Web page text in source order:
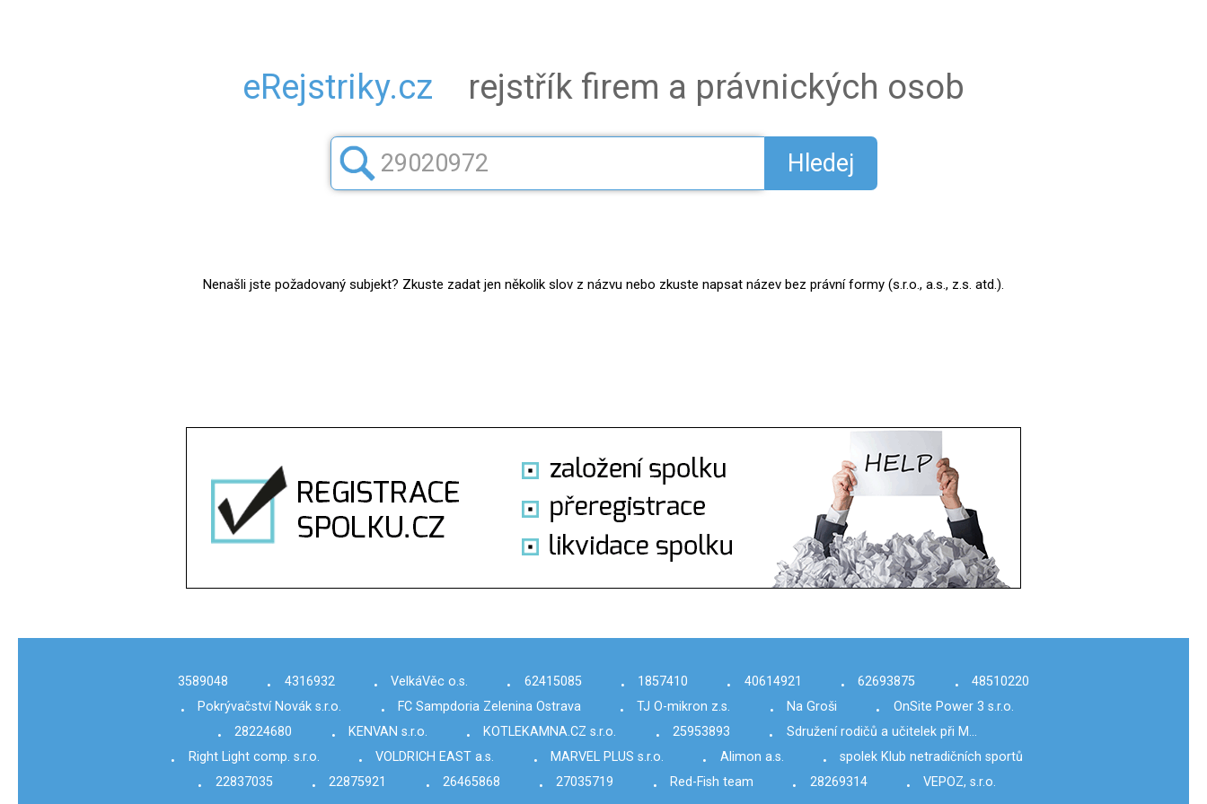
eRejstriky.cz rejstřík firem a právnických osob
Hledej
Nenašli jste požadovaný subjekt? Zkuste zadat jen několik slov z názvu nebo zkuste napsat název bez právní formy (s.r.o., a.s., z.s. atd.).
3589048 • 4316932 • VelkáVěc o.s. • 62415085 • 1857410 • 40614921 • 62693875 •
48510220
•
Pokrývačství Novák s.r.o. • FC Sampdoria Zelenina Ostrava • TJ O-mikron z.s. • Na Groši •
OnSite Power 3 s.r.o.
•
28224680 • KENVAN s.r.o. • KOTLEKAMNA.CZ s.r.o. • 25953893 •
Sdružení rodičů a učitelek při M…
•
Right Light comp. s.r.o. • VOLDRICH EAST a.s. • MARVEL PLUS s.r.o. • Alimon a.s. •
spolek Klub netradičních sportů
•
22837035 • 22875921 • 26465868 • 27035719 • Red-Fish team • 28269314 • VEPOZ, s.r.o.